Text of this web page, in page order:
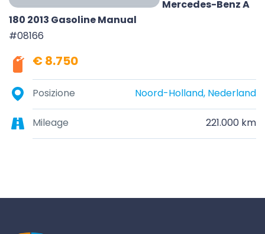
Mercedes-Benz A
180 2013 Gasoline Manual
#08166
€ 8.750
Posizione Noord-Holland, Nederland
Mileage 221.000 km